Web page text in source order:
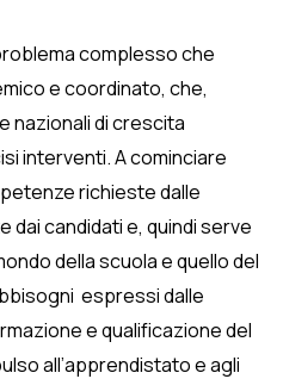
complesso che
e coordinato, che,
nazionali di crescita
interventi. A cominciare
richieste dalle
candidati e, quindi serve
della scuola e quello del
espressi dalle
e qualificazione del
all’apprendistato e agli